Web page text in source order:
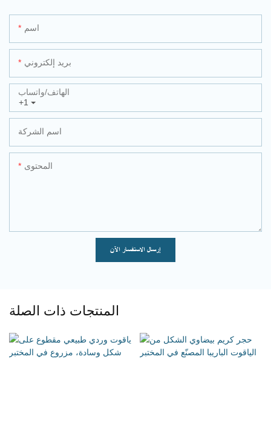
اسم
بريد إلكتروني
+1
الهاتف/واتساب
اسم الشركة
المحتوى
إرسال الاستفسار الآن
المنتجات ذات الصلة